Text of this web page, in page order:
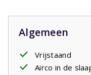
dat thuis ook heeft:
vriesvak, magnetron,
comfortabele
weer uitgerust
vakantiedag. De
Algemeen
Vrijstaand
Airco in de